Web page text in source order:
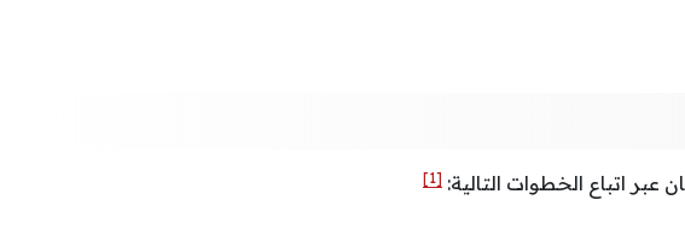
اتباع الخطوات التالية: [1]